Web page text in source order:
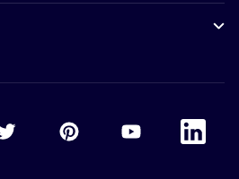
Accor TwitterAccor PinterestAccor Youtube
Accor